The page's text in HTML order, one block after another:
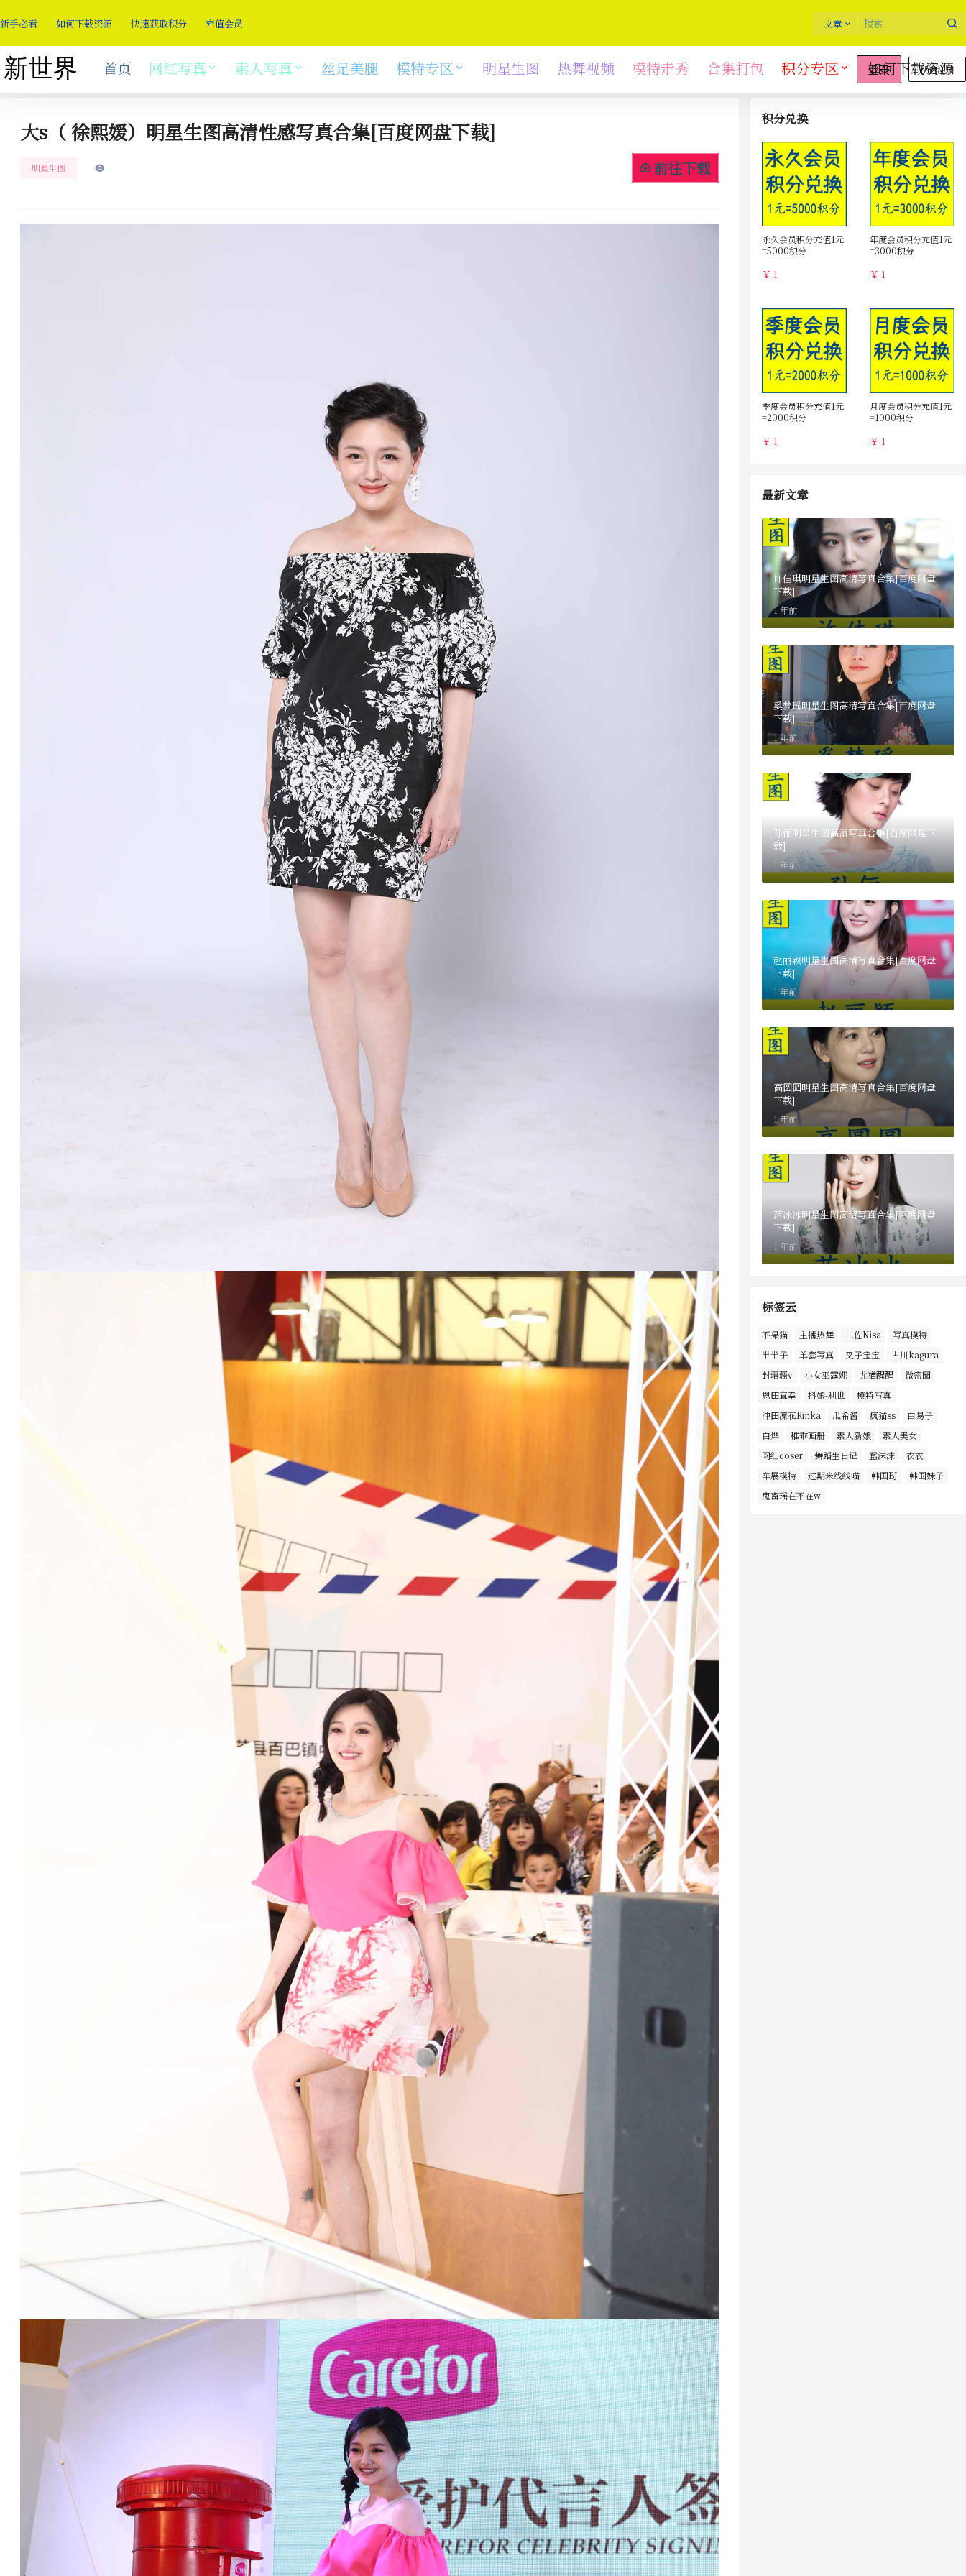
新手必看 如何下载资源 快速获取积分 充值会员 文章
登录 快速注册
首页 网红写真 素人写真 丝足美腿 模特专区 明星生图 热舞视频 模特走秀 合集打包 积分专区 如何下载资源
大s（ 徐熙媛）明星生图高清性感写真合集[百度网盘下载]
明星生图 前往下载
积分兑换
永久会员积分充值1元
=5000积分
￥ 1
年度会员积分充值1元
=3000积分
￥ 1
季度会员积分充值1元
=2000积分
￥ 1
月度会员积分充值1元
=1000积分
￥ 1
最新文章
许佳琪明星生图高清写真合集[百度网盘
下载]
1 年前
奚梦瑶明星生图高清写真合集[百度网盘
下载]
1 年前
孙俪明星生图高清写真合集[百度网盘下
载]
1 年前
赵丽颖明星生图高清写真合集[百度网盘
下载]
1 年前
高圆圆明星生图高清写真合集[百度网盘
下载]
1 年前
范冰冰明星生图高清写真合集[百度网盘
下载]
1 年前
标签云
不呆猫 主播热舞 二佐Nisa
写真模特
半半子
单套写真 叉子宝宝
古川kagura
封疆疆v
小女巫露娜 尤猫醒醒
微密圈
恩田直幸
抖娘-利世
模特写真
沖田凜花Rinka
瓜希酱 疯猫ss
白易子
白烨
稚乖画册 素人新娘
素人美女
网红coser
舞蹈生日记 蠢沫沫
衣衣
车展模特
过期米线线喵 韩国BJ
韩国妹子
鬼畜瑶在不在w